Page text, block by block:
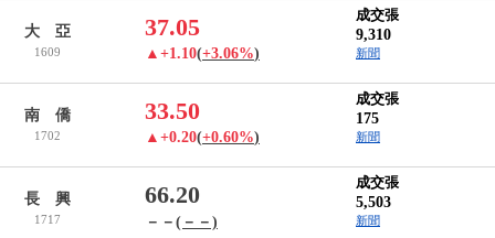
大 亞
1609
37.05
▲+1.10(+3.06%)
成交張
9,310
新聞
南 僑
1702
33.50
▲+0.20(+0.60%)
成交張
175
新聞
長 興
1717
66.20
－－ (－－)
成交張
5,503
新聞